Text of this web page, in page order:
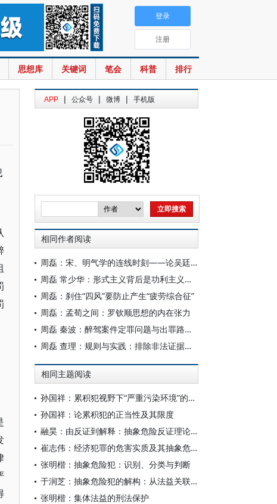
思想库 关键词 笔会 科普 排行
登录
注册
APP | 公众号 | 微博 | 手机版
相同作者阅读
周磊：宋、明气学的连线时刻——论吴廷翰对张载思想的继承与发扬
周磊 常少华：形式主义背后是功利主义、实用主义
周磊：刹住“四风”要防止产生“疲劳综合征”
周磊：孟荀之间：罗钦顺思想的内在张力
周磊 秦波：醉驾案件定罪问题与出罪路径研究
周磊 查理：规则与实践：排除非法证据具体问题的个案分析
相同主题阅读
孙国祥：累积犯视野下“严重污染环境”的新诠释
孙国祥：论累积犯的正当性及其限度
融昊：由反证到解释：抽象危险反证理论的省思与匡正
崔志伟：经济犯罪的危害实质及其抽象危险犯出罪机制
张明楷：抽象危险犯：识别、分类与判断
于润芝：抽象危险犯的解构：从法益关联和危险控制展开
张明楷：集体法益的刑法保护